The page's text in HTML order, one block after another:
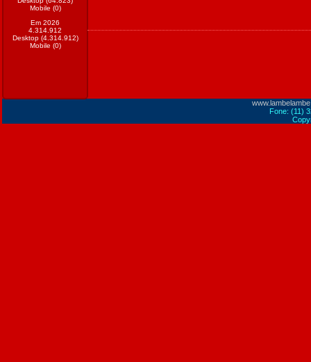
Mobile (0)
Em 2026
4.314.912
Desktop (4.314.912)
Mobile (0)
Fone: (11)